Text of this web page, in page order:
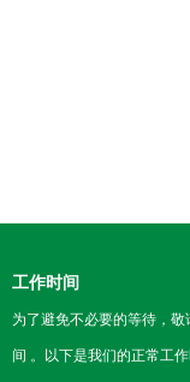
工作时间
为了避免不必要的等待，
间 。以下是我们的正常工